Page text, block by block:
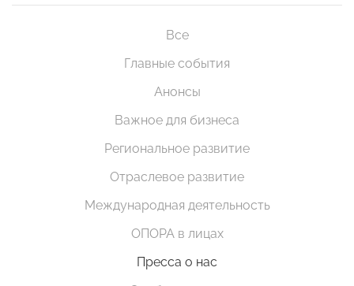
Все
Главные события
Анонсы
Важное для бизнеса
Региональное развитие
Отраслевое развитие
Международная деятельность
ОПОРА в лицах
Пресса о нас